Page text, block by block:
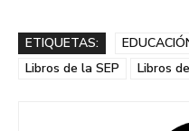
ETIQUETAS:
Libros de la SEP
Libros